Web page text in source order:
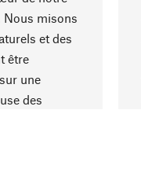
Nous misons
et des
être
une
des